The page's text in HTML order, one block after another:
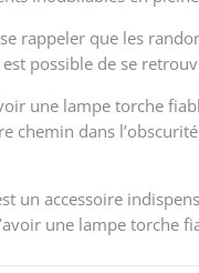
rappeler que les
possible de se
une lampe torche
chemin dans
un accessoire
une lampe torche